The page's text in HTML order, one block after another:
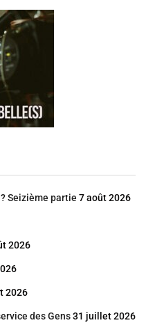
Seizième partie 7 août 2026
2026
2026
des Gens31 juillet 2026